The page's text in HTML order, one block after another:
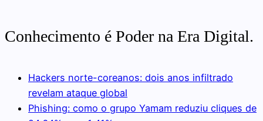
Conhecimento é Poder na Era Digital.
Hackers norte-coreanos: dois anos infiltrado
revelam ataque global
Phishing: como o grupo Yamam reduziu cliques de